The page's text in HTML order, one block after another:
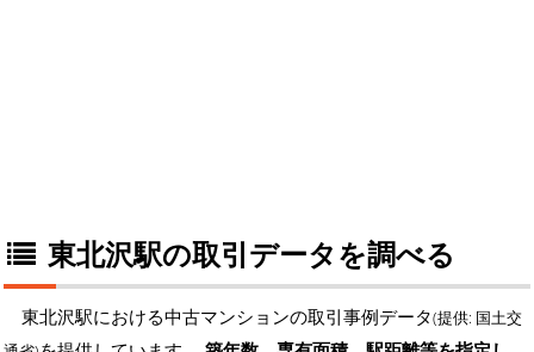
東北沢駅の取引データを調べる
東北沢駅における中古マンションの取引事例データ(提供: 国土交